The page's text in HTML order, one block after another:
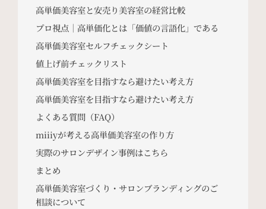
高単価美容室と安売り美容室の経営比較
プロ視点｜高単価化とは「価値の言語化」である
高単価美容室セルフチェックシート
値上げ前チェックリスト
高単価美容室を目指すなら避けたい考え方
高単価美容室を目指すなら避けたい考え方
よくある質問（FAQ）
miiiyが考える高単価美容室の作り方
実際のサロンデザイン事例はこちら
まとめ
高単価美容室づくり・サロンブランディングのご
相談について